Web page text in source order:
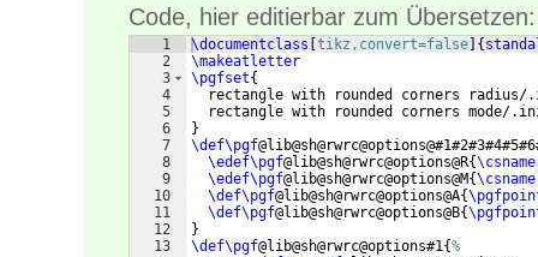
Code, hier editierbar zum Übersetzen:
1
2
3
4
5
6
7
8
9
10
11
12
13
\documentclass tikz,convert=false {
\makeatletter
\pgfset{
rectangle with rounded corners radius/
rectangle with rounded corners mode/
}
\def\pgf
\edef\pgf@lib@sh@rwrc@options@R{\csname
\edef\pgf@lib@sh@rwrc@options@M{\csname
\def\pgf@lib@sh@rwrc@options@A{
\def\pgf@lib@sh@rwrc@options@B{
}
\def\pgf@lib@sh@rwrc@options#1{%